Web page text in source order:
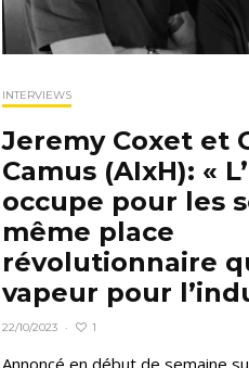
INTERVIEWS
Jeremy Coxet et
Camus (AIxH): «
occupe pour les
même place
révolutionnaire
vapeur pour
22/10/2023 · 1